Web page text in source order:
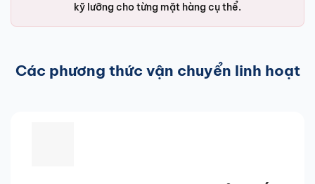
kỹ lưỡng cho từng mặt hàng cụ thể.
Các phương thức vận chuyển linh hoạt